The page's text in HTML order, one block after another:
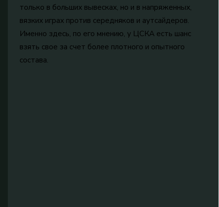
только в больших вывесках, но и в напряженных,
вязких играх против середняков и аутсайдеров.
Именно здесь, по его мнению, у ЦСКА есть шанс
взять свое за счет более плотного и опытного
состава.